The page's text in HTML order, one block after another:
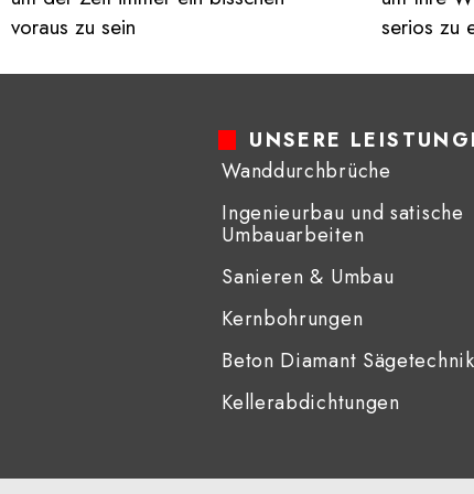
Hier
voraus zu sein
serios zu
UNSERE
Wanddurchbrüche
Ingenieurbau und satische
Umbauarbeiten
Sanieren & Umbau
Kernbohrungen
Beton Diamant Sägetechnik​
Kellerabdichtungen